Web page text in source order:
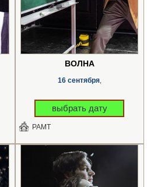
ВОЛНА
16 сентября,
выбрать дату
РАМТ